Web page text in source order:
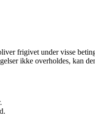
frigivet under visse
ikke overholdes, kan